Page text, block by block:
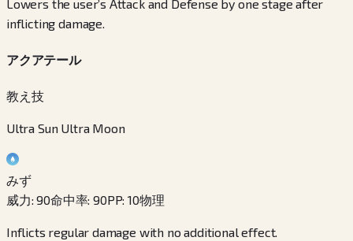
Lowers the user’s Attack and Defense by one stage after
inflicting damage.
アクアテール
教え技
Ultra Sun Ultra Moon
みず
威力:90命中率:90PP:10物理
Inflicts regular damage with no additional effect.